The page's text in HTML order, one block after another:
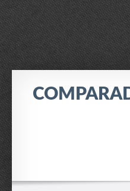
ACERCA DE /